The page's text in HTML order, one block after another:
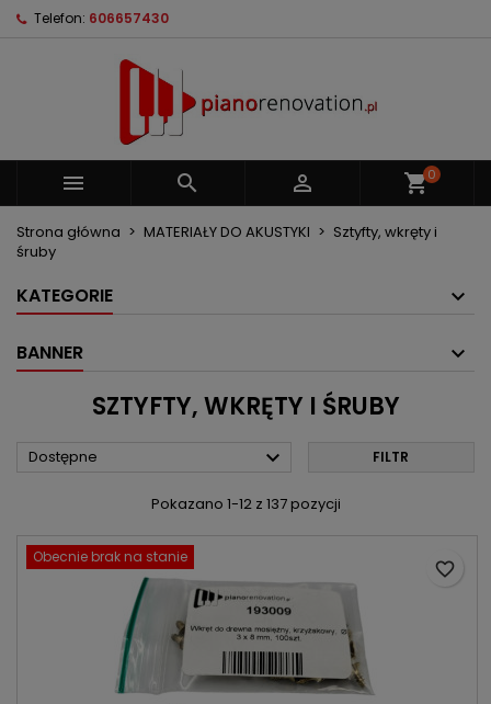
Telefon: 606657430
   shopping_cart0
Strona główna MATERIAŁY DO AKUSTYKI
Sztyfty, wkręty i
śruby
KATEGORIE
BANNER
SZTYFTY, WKRĘTY I ŚRUBY
Dostępne  FILTR
Pokazano 1-12 z 137 pozycji
Obecnie brak na stanie
favorite_border
Utwórz nową listę
((confirmMessage))
((modalDeleteText))
Nazwa listy życzeń
Musisz być zalogowany by zapisać produkty na
swojej liście życzeń.
Anuluj Zaloguj się